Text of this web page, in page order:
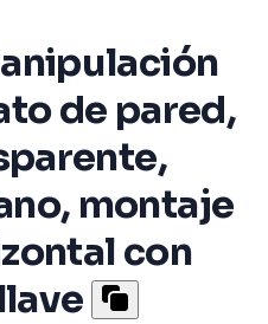
de pared,
montaje
con